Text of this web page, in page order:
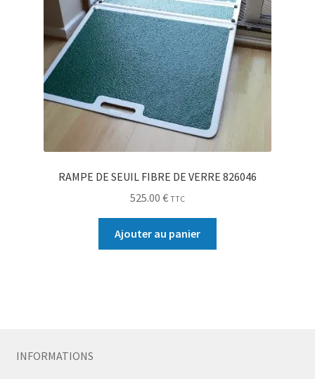
RAMPE DE SEUIL FIBRE DE VERRE 826046
525.00 € TTC
Ajouter au panier
INFORMATIONS